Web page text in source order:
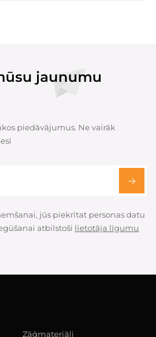
jaunumu
piedāvājumus. Ne vairāk
jūs piekrītat personas datu
atbilstoši lietotāja līgumu
Zāģmateriāli